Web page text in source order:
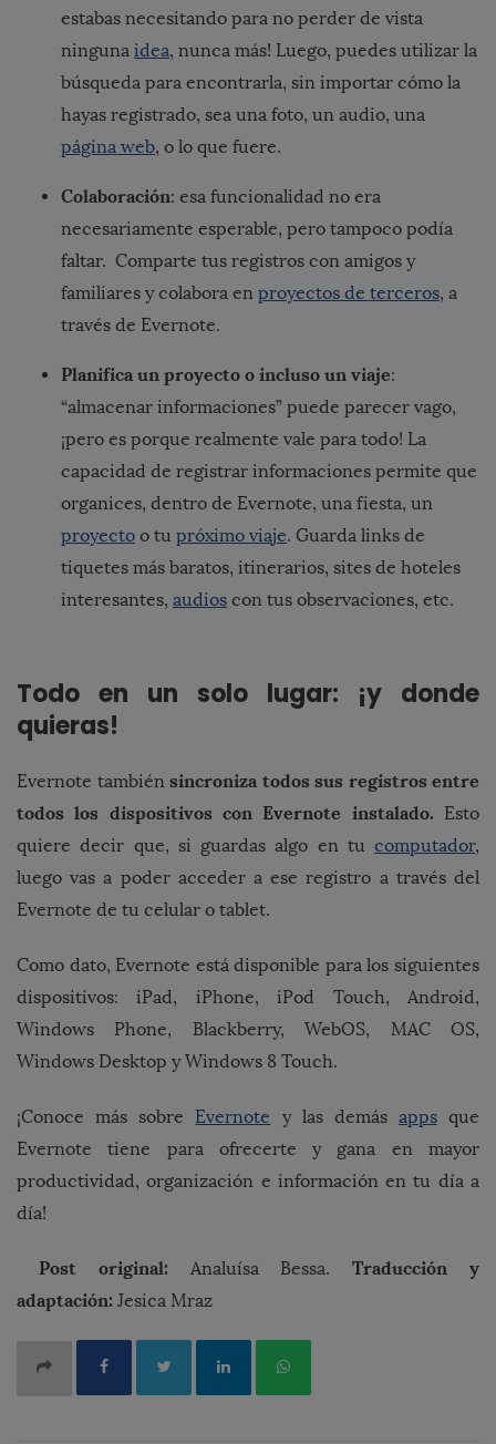
estabas necesitando para no perder de vista
ninguna idea, nunca más! Luego, puedes utilizar la
búsqueda para encontrarla, sin importar cómo la
hayas registrado, sea una foto, un audio, una
página web, o lo que fuere.
Colaboración: esa funcionalidad no era
necesariamente esperable, pero tampoco podía
faltar. Comparte tus registros con amigos y
familiares y colabora en proyectos de terceros, a
través de Evernote.
Planifica un proyecto o incluso un viaje:
“almacenar informaciones” puede parecer vago,
¡pero es porque realmente vale para todo! La
capacidad de registrar informaciones permite que
organices, dentro de Evernote, una fiesta, un
proyecto o tu próximo viaje. Guarda links de
tiquetes más baratos, itinerarios, sites de hoteles
interesantes, audios con tus observaciones, etc.
Todo en un solo lugar: ¡y donde
quieras!
Evernote también sincroniza todos sus registros entre
todos los dispositivos con Evernote instalado. Esto
quiere decir que, si guardas algo en tu computador,
luego vas a poder acceder a ese registro a través del
Evernote de tu celular o tablet.
Como dato, Evernote está disponible para los siguientes
dispositivos: iPad, iPhone, iPod Touch, Android,
Windows Phone, Blackberry, WebOS, MAC OS,
Windows Desktop y Windows 8 Touch.
¡Conoce más sobre Evernote y las demás appsque
Evernote tiene para ofrecerte y gana en mayor
productividad, organización e información en tu día a
día!
Post original: Analuísa Bessa.Traducción y
adaptación: Jesica Mraz